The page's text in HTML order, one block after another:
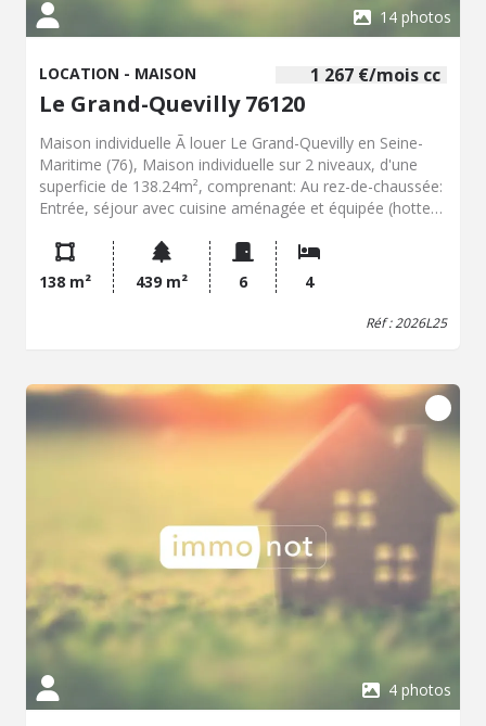
14 photos
1 267 €/mois cc
LOCATION - MAISON
Le Grand-Quevilly 76120
Maison individuelle Ã louer Le Grand-Quevilly en Seine-
Maritime (76), Maison individuelle sur 2 niveaux, d'une
superficie de 138.24m², comprenant: Au rez-de-chaussée:
Entrée, séjour avec cuisine aménagée et équipée (hotte
desservant salon donnant sur une terrasse, cuisine
aménagée, quatre chambres, salle de bain et WC séparé.
Jardin - Stationnement dans la cour - Garage - Petite
dépendance. Chauffage au fuel. Disponible à partir de
267.00 Euros Pas de charges mensuelles Dépôt de
garantie : 1 267.00 Euros Frais du bail à la charge du
locataire : 680.00 euros Frais d'état des lieux d'entrée à la
charge du locataire : 207.36 Euros
138 m² 439 m² 6 4
Réf : 2026L25
4 photos